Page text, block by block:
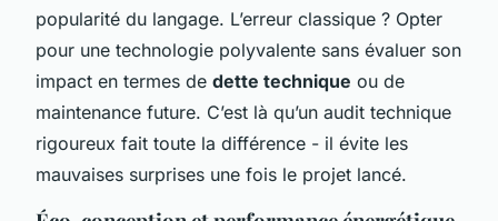
popularité du langage. L’erreur classique ? Opter
pour une technologie polyvalente sans évaluer son
impact en termes de dette technique ou de
maintenance future. C’est là qu’un audit technique
rigoureux fait toute la différence - il évite les
mauvaises surprises une fois le projet lancé.